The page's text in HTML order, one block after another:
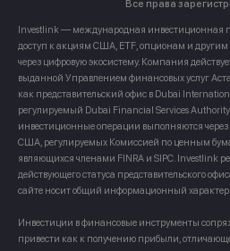
Все права
Investlink — международная инвестиционная
доступ к акциям США, ETF, опционам и
через цифровую экосистему. Компания
выданной Управлением финансовых услуг
как представительский офис в Dubai
регулируемый Dubai Financial Services Authority
инвестиционные операции выполняются
США, регулируемых Комиссией по ценным
являющихся членами FINRA и SIPC. Investlink
действующего статуса представительского
сайте носит общий информационный характер
Инвестиции в финансовые инструменты
привести как к получению прибыли,